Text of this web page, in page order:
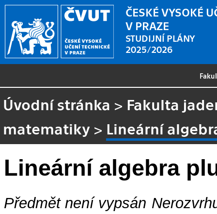
ČESKÉ VYSOKÉ
V PRAZE
STUDIJNÍ PLÁNY
2025/2026
Úvodní stránka > Fakulta
matematiky > Lineární
Lineární algebra
Předmět není vypsán